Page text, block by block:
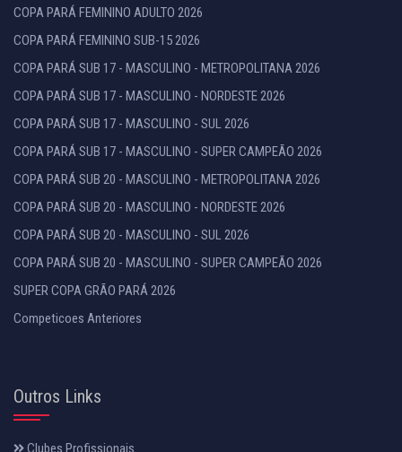
COPA PARÁ FEMININO ADULTO 2026
COPA PARÁ FEMININO SUB-15 2026
COPA PARÁ SUB 17 - MASCULINO - METROPOLITANA 2026
COPA PARÁ SUB 17 - MASCULINO - NORDESTE 2026
COPA PARÁ SUB 17 - MASCULINO - SUL 2026
COPA PARÁ SUB 17 - MASCULINO - SUPER CAMPEÃO 2026
COPA PARÁ SUB 20 - MASCULINO - METROPOLITANA 2026
COPA PARÁ SUB 20 - MASCULINO - NORDESTE 2026
COPA PARÁ SUB 20 - MASCULINO - SUL 2026
COPA PARÁ SUB 20 - MASCULINO - SUPER CAMPEÃO 2026
SUPER COPA GRÃO PARÁ 2026
Competicoes Anteriores
Outros Links
Clubes Profissionais